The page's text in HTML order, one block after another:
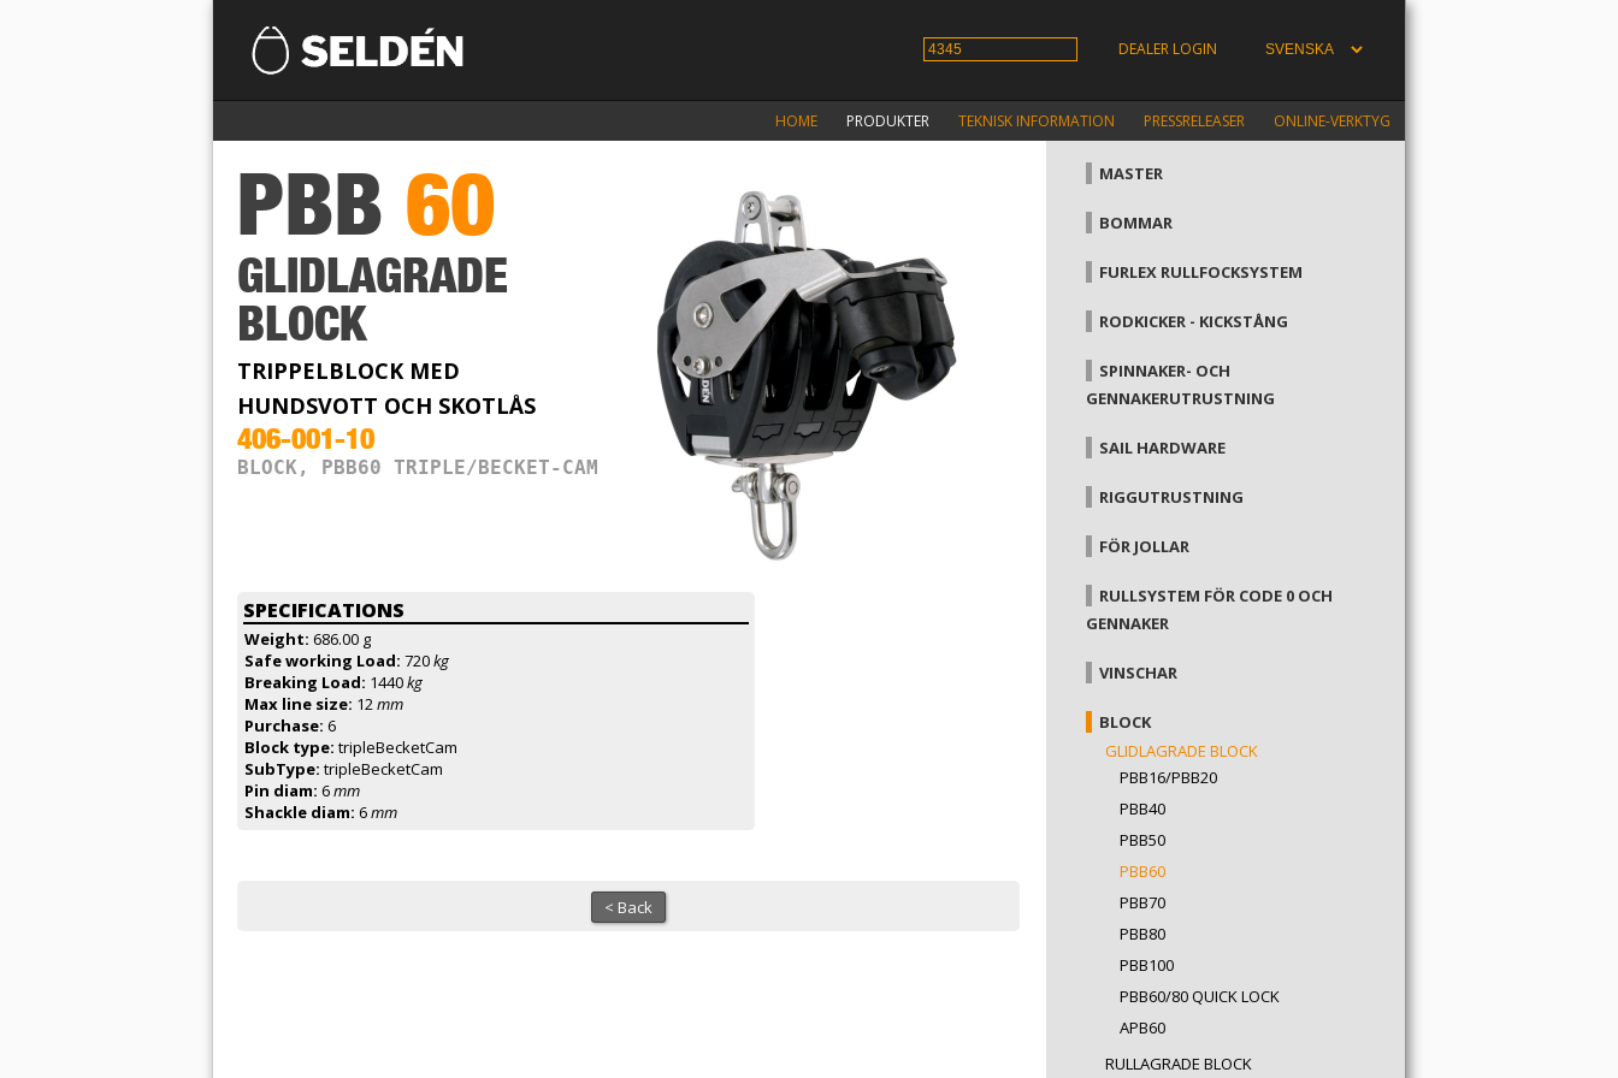
DEALER LOGIN
HOME PRODUKTER TEKNISK INFORMATION PRESSRELEASER ONLINE-VERKTYG
PBB 60
GLIDLAGRADE
BLOCK
TRIPPELBLOCK MED
HUNDSVOTT OCH SKOTLÅS
406-001-10
BLOCK, PBB60 TRIPLE/BECKET-CAM
SPECIFICATIONS
Weight: 686.00 g
Safe working Load: 720kg
Breaking Load: 1440kg
Max line size: 12mm
Purchase: 6
Block type: tripleBecketCam
SubType: tripleBecketCam
Pin diam: 6mm
Shackle diam: 6mm
< Back
MASTER
BOMMAR
FURLEX RULLFOCKSYSTEM
RODKICKER - KICKSTÅNG
SPINNAKER- OCH
GENNAKERUTRUSTNING
SAIL HARDWARE
RIGGUTRUSTNING
FÖR JOLLAR
RULLSYSTEM FÖR CODE 0 OCH
GENNAKER
VINSCHAR
BLOCK
GLIDLAGRADE BLOCK
PBB16/PBB20
PBB40
PBB50
PBB60
PBB70
PBB80
PBB100
PBB60/80 QUICK LOCK
APB60
RULLAGRADE BLOCK